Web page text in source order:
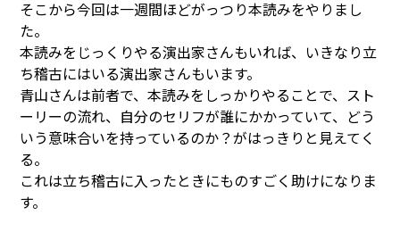
そこから今回は一週間ほどがっつり本読みをやりまし
た。
本読みをじっくりやる演出家さんもいれば、いきなり立
ち稽古にはいる演出家さんもいます。
青山さんは前者で、本読みをしっかりやることで、スト
ーリーの流れ、自分のセリフが誰にかかっていて、どう
いう意味合いを持っているのか？がはっきりと見えてく
る。
これは立ち稽古に入ったときにものすごく助けになりま
す。